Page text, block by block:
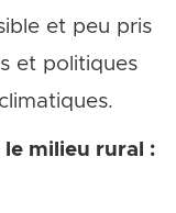
et peu pris
et politiques
le milieu rural :